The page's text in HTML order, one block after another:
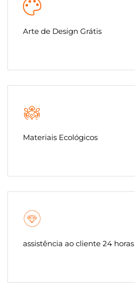
Arte de Design Grátis
Materiais Ecológicos
assistência ao cliente 24